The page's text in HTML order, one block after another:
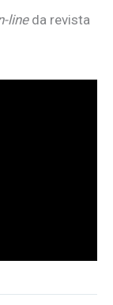
lineda revista